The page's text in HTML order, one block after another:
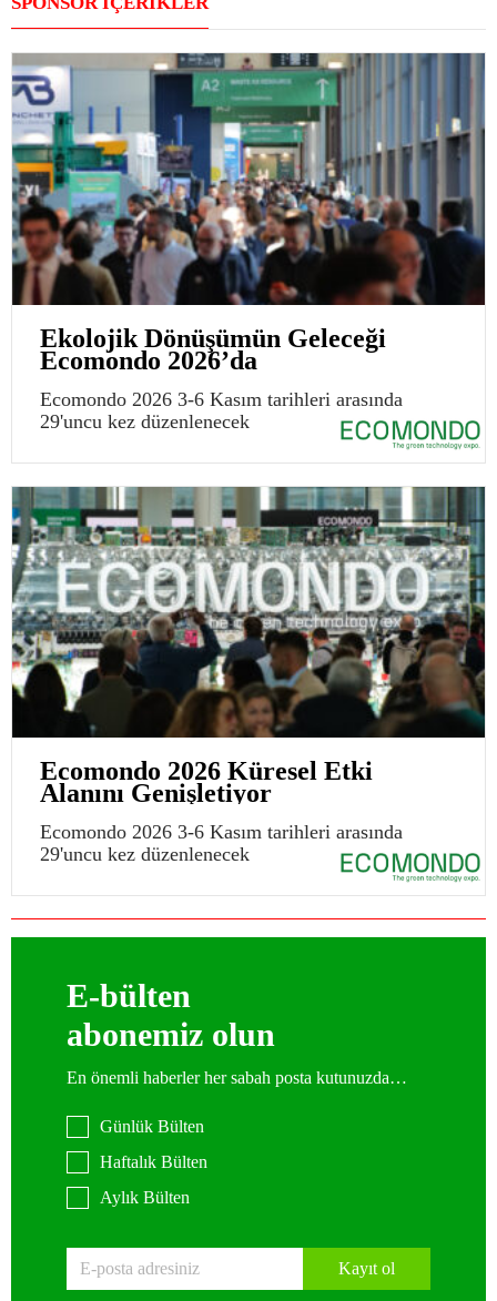
Ekolojik Dönüşümün Geleceği
Ecomondo 2026’da
Ecomondo 2026 3-6 Kasım tarihleri arasında
29'uncu kez düzenlenecek
Ecomondo 2026 Küresel Etki
Alanını Genişletiyor
Ecomondo 2026 3-6 Kasım tarihleri arasında
29'uncu kez düzenlenecek
E-bülten
abonemiz olun
En önemli haberler her sabah posta kutunuzda…
Günlük Bülten
Haftalık Bülten
Aylık Bülten
Kayıt ol